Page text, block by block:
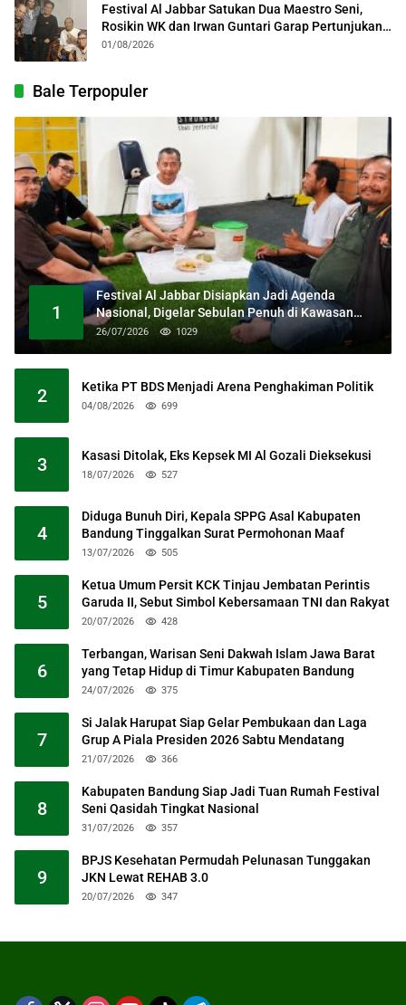
Festival Al Jabbar Satukan Dua Maestro Seni,
Rosikin WK dan Irwan Guntari Garap Pertunjukan
Kolosal
01/08/2026
Bale Terpopuler
1
Festival Al Jabbar Disiapkan Jadi Agenda
Nasional, Digelar Sebulan Penuh di Kawasan
Masjid Raya Al Jabbar
26/07/2026 1029
2 Ketika PT BDS Menjadi Arena Penghakiman Politik
04/08/2026 699
3 Kasasi Ditolak, Eks Kepsek MI Al Gozali Dieksekusi
18/07/2026 527
4
Diduga Bunuh Diri, Kepala SPPG Asal Kabupaten
Bandung Tinggalkan Surat Permohonan Maaf
13/07/2026 505
5
Ketua Umum Persit KCK Tinjau Jembatan Perintis
Garuda II, Sebut Simbol Kebersamaan TNI dan Rakyat
20/07/2026 428
6
Terbangan, Warisan Seni Dakwah Islam Jawa Barat
yang Tetap Hidup di Timur Kabupaten Bandung
24/07/2026 375
7
Si Jalak Harupat Siap Gelar Pembukaan dan Laga
Grup A Piala Presiden 2026 Sabtu Mendatang
21/07/2026 366
8
Kabupaten Bandung Siap Jadi Tuan Rumah Festival
Seni Qasidah Tingkat Nasional
31/07/2026 357
9
BPJS Kesehatan Permudah Pelunasan Tunggakan
JKN Lewat REHAB 3.0
20/07/2026 347